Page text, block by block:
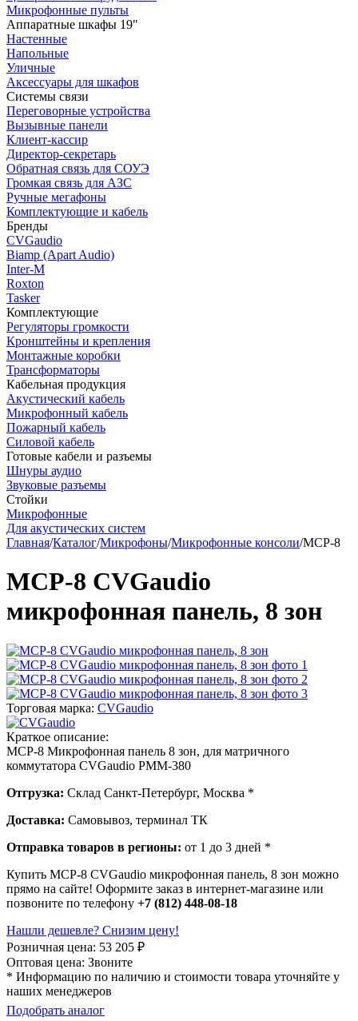
Микрофонные пульты
Аппаратные шкафы 19"
Настенные
Напольные
Уличные
Аксессуары для шкафов
Системы связи
Переговорные устройства
Вызывные панели
Клиент-кассир
Директор-секретарь
Обратная связь для СОУЭ
Громкая связь для АЗС
Ручные мегафоны
Комплектующие и кабель
Бренды
CVGaudio
Biamp (Apart Audio)
Inter-M
Roxton
Tasker
Комплектующие
Регуляторы громкости
Кронштейны и крепления
Монтажные коробки
Трансформаторы
Кабельная продукция
Акустический кабель
Микрофонный кабель
Пожарный кабель
Силовой кабель
Готовые кабели и разъемы
Шнуры аудио
Звуковые разъемы
Стойки
Микрофонные
Для акустических систем
Главная/Каталог/Микрофоны/Микрофонные консоли/MCP-8
MCP-8 CVGaudio
микрофонная панель, 8 зон
Торговая марка: CVGaudio
Краткое описание:
MCP-8 Микрофонная панель 8 зон, для матричного
коммутатора CVGaudio PMM-380
Отгрузка: Склад Санкт-Петербург, Москва *
Доставка: Самовывоз, терминал ТК
Отправка товаров в регионы: от 1 до 3 дней *
Купить MCP-8 CVGaudio микрофонная панель, 8 зон можно
прямо на сайте! Оформите заказ в интернет-магазине или
позвоните по телефону +7 (812) 448-08-18
Нашли дешевле? Снизим цену!
Розничная цена: 53 205 ₽
Оптовая цена: Звоните
* Информацию по наличию и стоимости товара уточняйте у
наших менеджеров
Подобрать аналог